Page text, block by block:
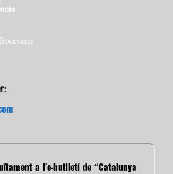
a l’e-butlletí de “Catalunya